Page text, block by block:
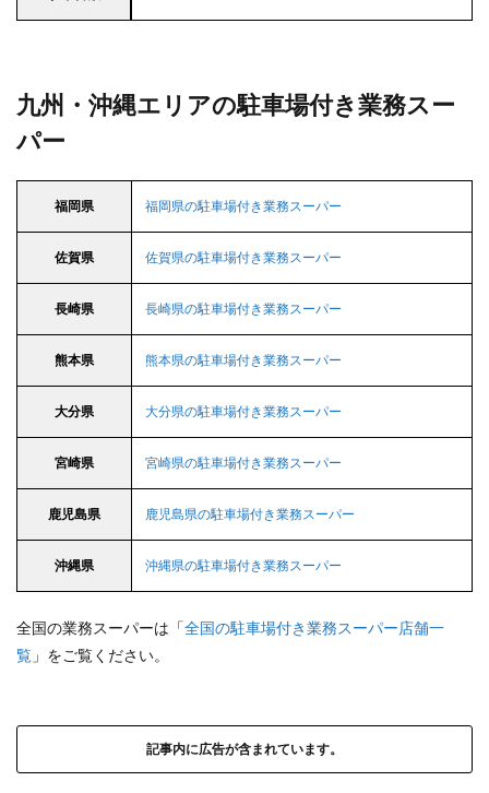
九州・沖縄エリアの駐車場付き業務スー
パー
福岡県 福岡県の駐車場付き業務スーパー
佐賀県 佐賀県の駐車場付き業務スーパー
長崎県 長崎県の駐車場付き業務スーパー
熊本県 熊本県の駐車場付き業務スーパー
大分県 大分県の駐車場付き業務スーパー
宮崎県 宮崎県の駐車場付き業務スーパー
鹿児島県 鹿児島県の駐車場付き業務スーパー
沖縄県 沖縄県の駐車場付き業務スーパー
全国の業務スーパーは「全国の駐車場付き業務スーパー店舗一
覧 」をご覧ください。
記事内に広告が含まれています。